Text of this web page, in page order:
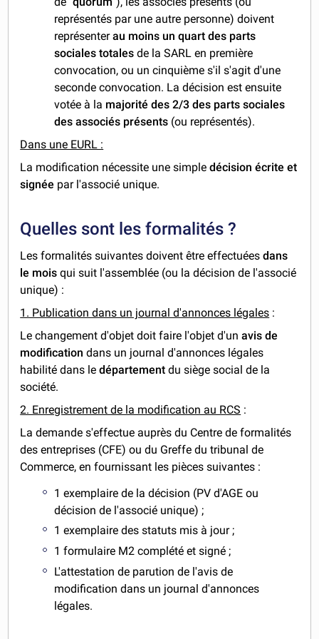
représentés par une autre personne) doivent
représenterau moins un quart des parts
sociales totales de la SARL en première
convocation, ou un cinquième s'il s'agit d'une
seconde convocation. La décision est ensuite
votée à la majorité des 2/3 des parts sociales
des associés présents (ou représentés).
Dans une EURL :
La modification nécessite une simpledécision écrite et
signée par l'associé unique.
Quelles sont les formalités ?
Les formalités suivantes doivent être effectuéesdans
le mois qui suit l'assemblée (ou la décision de l'associé
unique) :
1. Publication dans un journal d'annonces légales :
Le changement d'objet doit faire l'objet d'unavis de
modification dans un journal d'annonces légales
habilité dans ledépartement du siège social de la
société.
2. Enregistrement de la modification au RCS :
La demande s'effectue auprès du Centre de formalités
des entreprises (CFE) ou du Greffe du tribunal de
Commerce, en fournissant les pièces suivantes :
1 exemplaire de la décision (PV d'AGE ou
décision de l'associé unique) ;
1 exemplaire des statuts mis à jour ;
1 formulaire M2 complété et signé ;
L'attestation de parution de l'avis de
modification dans un journal d'annonces
légales.